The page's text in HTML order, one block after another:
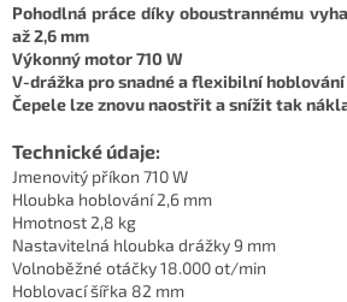
Pohodlná práce díky oboustrannému
až 2,6 mm
Výkonný motor 710 W
V-drážka pro snadné a flexibilní
Čepele lze znovu naostřit a snížit tak
Technické údaje:
Jmenovitý příkon 710 W
Hloubka hoblování 2,6 mm
Hmotnost 2,8 kg
Nastavitelná hloubka drážky 9 mm
Volnoběžné otáčky 18.000 ot/min
Hoblovací šířka 82 mm